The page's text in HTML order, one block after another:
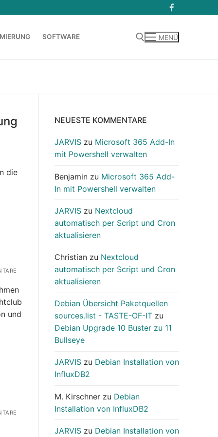
SOFTWARE MENÜ
die
und
NEUESTE KOMMENTARE
JARVIS zu Microsoft 365 Add-In
mit Powershell verwalten
Benjamin zu Microsoft 365 Add-
In mit Powershell verwalten
JARVIS zu Nextcloud
automatisch per Script und Cron
aktualisieren
Christian zu Nextcloud
automatisch per Script und Cron
aktualisieren
Debian Übersicht Paketquellen
sources.list - TASTE-OF-IT zu
Debian Upgrade 10 Buster zu 11
Bullseye
JARVIS zu Debian Installation von
InfluxDB2
M. Kirschner zu Debian
Installation von InfluxDB2
JARVIS zu Debian Installation von